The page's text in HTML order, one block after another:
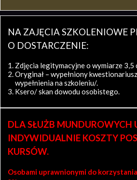
NA ZAJĘCIA SZKOLENIOWE
O DOSTARCZENIE:
Zdjęcia legitymacyjne o wymiarze 3,5
Oryginał – wypełniony
wypełnienia na szkoleniu/.
Ksero/ skan dowodu osobistego.
DLA SŁUŻB MUNDUROWYCH
INDYWIDUALNIE KOSZTY
KURSÓW.
Osobami uprawnionymi do